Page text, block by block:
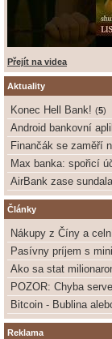
Přejít na videa
Aktuality
Konec Hell Bank! (5)
Android bankovní
Finančák se zaměří
Max banka: spořicí
AirBank zase
Články
Nákupy z Číny a
Pasívny príjem s
Ako sa stat
POZOR: Chyba
Bitcoin - Bublina
Reklama